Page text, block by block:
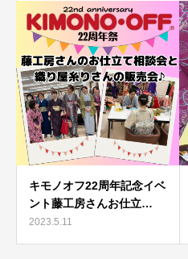
キモノオフ22周年記念イベ
ント藤工房さんお仕立…
2023.5.11